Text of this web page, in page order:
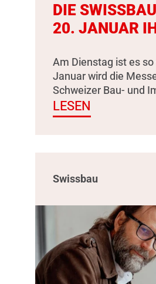
DIE
20. JANUAR
Am Dienstag ist es
Januar wird die
Schweizer Bau- und
LESEN
Swissbau